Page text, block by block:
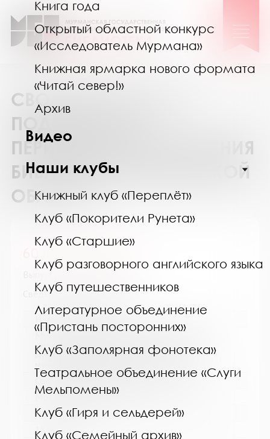
Книга года
Открытый областной конкурс
«Исследователь Мурмана»
Книжная ярмарка нового формата
«Читай север!»
Архив
Видео
Наши клубы
Книжный клуб «Переплёт»
Клуб «Покорители Рунета»
Клуб «Старшие»
Клуб разговорного английского языка
Клуб путешественников
Литературное объединение
«Пристань посторонних»
Клуб «Заполярная фонотека»
Театральное объединение «Слуги
Мельпомены»
Клуб «Гиря и сельдерей»
Клуб «Семейный архив»
СВОДНЫЙ КАТАЛОГ
ПОДПИСКИ НА
ПЕРИОДИЧЕСКИЕ ИЗДАНИЯ
БИБЛИОТЕК МУРМАНСКОЙ
ОБЛАСТИ
60 лет - не возраст
Выпуск №10 от 2020 года
Сведения о держателях
Название библиотеки:
Муниципальное бюджетное учреждение
культуры "Кольская детская библиотека"
муниципального образования Кольский
Сокращенное название:
МБУК "Кольская детская библиотека"
Почтовый индекс:
184381